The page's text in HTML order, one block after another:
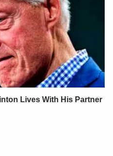
Lives With His Partner